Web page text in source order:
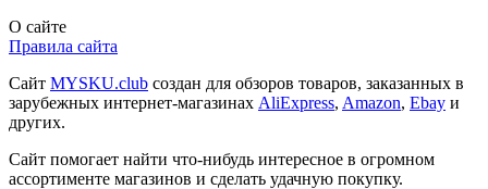
О сайте
Правила сайта
Сайт MYSKU.club cоздан для обзоров товаров, заказанных в
зарубежных интернет-магазинах AliExpress, Amazon, Ebay и
других.
Сайт помогает найти что-нибудь интересное в огромном
ассортименте магазинов и сделать удачную покупку.